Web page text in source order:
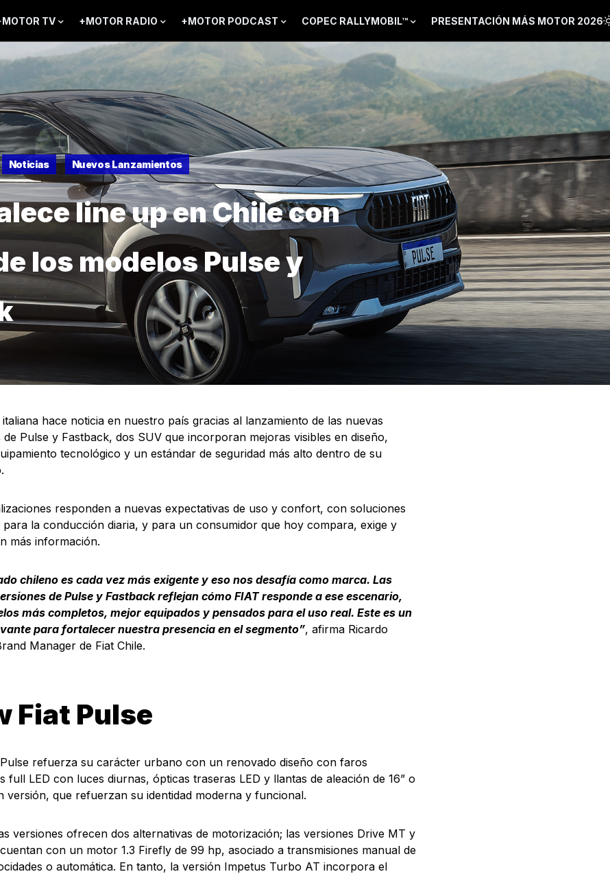
TV +MOTOR RADIO +MOTOR PODCAST COPEC RALLYMOBIL™ PRESENTACIÓN MÁS MOTOR 2026
Noticias Nuevos Lanzamientos
line up en Chile con
los modelos Pulse y
hace noticia en nuestro país gracias al lanzamiento de las nuevas
de Pulse y Fastback, dos SUV que incorporan mejoras visibles en diseño,
tecnológico y un estándar de seguridad más alto dentro de su
responden a nuevas expectativas de uso y confort, con soluciones
para la conducción diaria, y para un consumidor que hoy compara, exige y
más información.
chileno es cada vez más exigente y eso nos desafía como marca. Las
de Pulse y Fastback reflejan cómo FIAT responde a ese escenario,
más completos, mejor equipados y pensados para el uso real. Este es un
para fortalecer nuestra presencia en el segmento”, afirma Ricardo
Manager de Fiat Chile.
Fiat Pulse
refuerza su carácter urbano con un renovado diseño con faros
full LED con luces diurnas, ópticas traseras LED y llantas de aleación de 16” o
versión, que refuerzan su identidad moderna y funcional.
versiones ofrecen dos alternativas de motorización; las versiones Drive MT y
con un motor 1.3 Firefly de 99 hp, asociado a transmisiones manual de
o automática. En tanto, la versión Impetus Turbo AT incorpora el